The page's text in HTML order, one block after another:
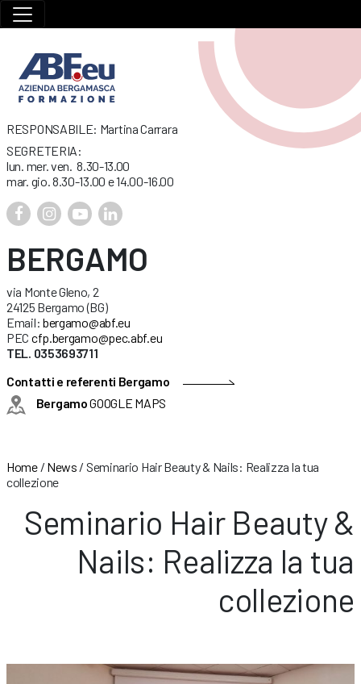
RESPONSABILE: Martina Carrara
SEGRETERIA:
lun. mer. ven. 8.30-13.00
mar. gio. 8.30-13.00 e 14.00-16.00
BERGAMO
via Monte Gleno, 2
24125 Bergamo (BG)
Email: bergamo@abf.eu
PEC cfp.bergamo@pec.abf.eu
TEL. 0353693711
Contatti e referenti Bergamo
BergamoGOOGLE MAPS
Home/ News / Seminario Hair Beauty & Nails: Realizza la tua
collezione
Seminario Hair Beauty &
Nails: Realizza la tua
collezione